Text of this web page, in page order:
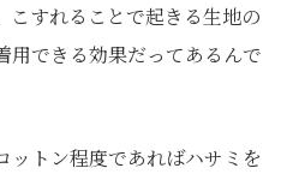
こすれることで起きる生地の
用できる効果だってあるんで
ットン程度であればハサミを